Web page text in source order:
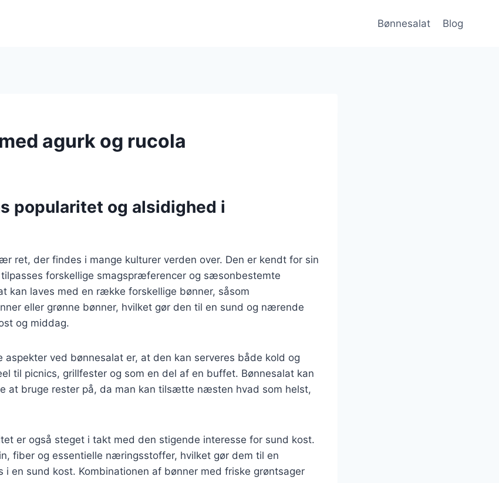
Bønnesalat Blog
agurk og rucola
popularitet og alsidighed i
ret, der findes i mange kulturer verden over. Den er kendt for sin
forskellige smagspræferencer og sæsonbestemte
kan laves med en række forskellige bønner, såsom
eller grønne bønner, hvilket gør den til en sund og nærende
og middag.
aspekter ved bønnesalat er, at den kan serveres både kold og
til picnics, grillfester og som en del af en buffet. Bønnesalat kan
at bruge rester på, da man kan tilsætte næsten hvad som helst,
er også steget i takt med den stigende interesse for sund kost.
fiber og essentielle næringsstoffer, hvilket gør dem til en
i en sund kost. Kombinationen af bønner med friske grøntsager